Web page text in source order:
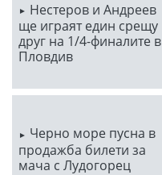
Нестеров и Андреев
ще играят един срещу
друг на 1/4-финалите в
Пловдив
Черно море пусна в
продажба билети за
мача с Лудогорец